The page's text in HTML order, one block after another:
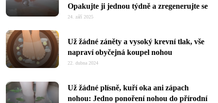
Opakujte ji jednou týdně a zregenerujte se
24. září 2025
Už žádné záněty a vysoký krevní tlak, vše
napraví obyčejná koupel nohou
22. dubna 2024
Už žádné plísně, kuří oka ani zápach
nohou: Jedno ponoření nohou do přírodní